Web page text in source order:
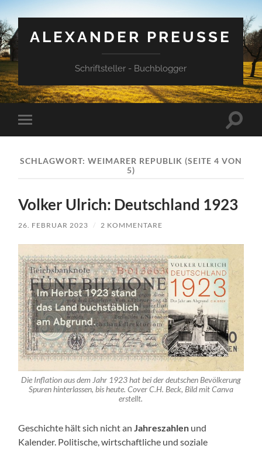
ALEXANDER PREUSSE
Schriftsteller - Buchblogger
Mobile-
Menü
SCHLAGWORT: WEIMARER REPUBLIK (SEITE 4 VON
5)
Volker Ulrich: Deutschland 1923
26. FEBRUAR 2023 / 2 KOMMENTARE
Die Inflation aus dem Jahr 1923 hat bei der deutschen Bevölkerung
Spuren hinterlassen, bis heute. Cover C.H. Beck, Bild mit Canva
erstellt.
Geschichte hält sich nicht anJahreszahlen und
Kalender. Politische, wirtschaftliche und soziale